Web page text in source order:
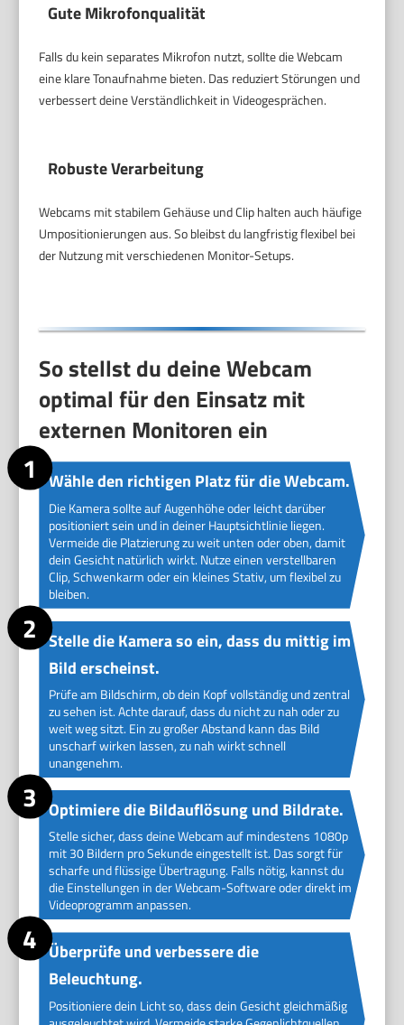
Gute Mikrofonqualität
Falls du kein separates Mikrofon nutzt, sollte die Webcam
eine klare Tonaufnahme bieten. Das reduziert Störungen und
verbessert deine Verständlichkeit in Videogesprächen.
Robuste Verarbeitung
Webcams mit stabilem Gehäuse und Clip halten auch häufige
Umpositionierungen aus. So bleibst du langfristig flexibel bei
der Nutzung mit verschiedenen Monitor-Setups.
So stellst du deine Webcam
optimal für den Einsatz mit
externen Monitoren ein
Wähle den richtigen Platz für die Webcam.
Die Kamera sollte auf Augenhöhe oder leicht darüber
positioniert sein und in deiner Hauptsichtlinie liegen.
Vermeide die Platzierung zu weit unten oder oben, damit
dein Gesicht natürlich wirkt. Nutze einen verstellbaren
Clip, Schwenkarm oder ein kleines Stativ, um flexibel zu
bleiben.
Stelle die Kamera so ein, dass du mittig im
Bild erscheinst.
Prüfe am Bildschirm, ob dein Kopf vollständig und zentral
zu sehen ist. Achte darauf, dass du nicht zu nah oder zu
weit weg sitzt. Ein zu großer Abstand kann das Bild
unscharf wirken lassen, zu nah wirkt schnell
unangenehm.
Optimiere die Bildauflösung und Bildrate.
Stelle sicher, dass deine Webcam auf mindestens 1080p
mit 30 Bildern pro Sekunde eingestellt ist. Das sorgt für
scharfe und flüssige Übertragung. Falls nötig, kannst du
die Einstellungen in der Webcam-Software oder direkt im
Videoprogramm anpassen.
Überprüfe und verbessere die
Beleuchtung.
Positioniere dein Licht so, dass dein Gesicht gleichmäßig